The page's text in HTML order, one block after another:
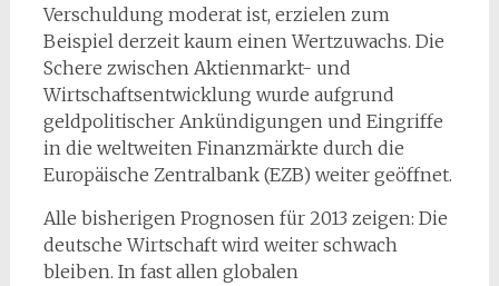
Verschuldung moderat ist, erzielen zum
Beispiel derzeit kaum einen Wertzuwachs. Die
Schere zwischen Aktienmarkt- und
Wirtschaftsentwicklung wurde aufgrund
geldpolitischer Ankündigungen und Eingriffe
in die weltweiten Finanzmärkte durch die
Europäische Zentralbank (EZB) weiter geöffnet.
Alle bisherigen Prognosen für 2013 zeigen: Die
deutsche Wirtschaft wird weiter schwach
bleiben. In fast allen globalen